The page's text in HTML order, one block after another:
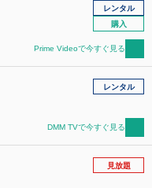
レンタル
購入
Prime Videoで今すぐ見る
レンタル
DMM TVで今すぐ見る
見放題